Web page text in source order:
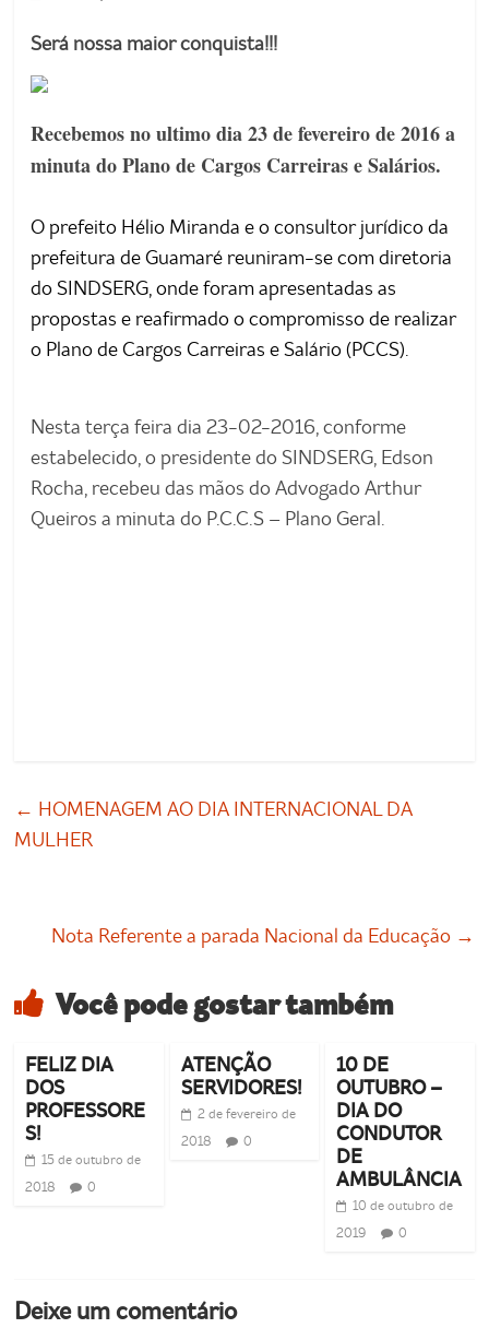
Guamaré
SINDSERG
Será nossa maior conquista!!!
Recebemos no ultimo dia 23 de fevereiro de 2016 a
minuta do Plano de Cargos Carreiras e Salários.
O prefeito Hélio Miranda e o consultor jurídico da
prefeitura de Guamaré reuniram-se com diretoria
do SINDSERG, onde foram apresentadas as
propostas e reafirmado o compromisso de realizar
o Plano de Cargos Carreiras e Salário (PCCS).
Nesta terça feira dia 23-02-2016, conforme
estabelecido, o presidente do SINDSERG, Edson
Rocha, recebeu das mãos do Advogado Arthur
Queiros a minuta do P.C.C.S – Plano Geral.
← HOMENAGEM AO DIA INTERNACIONAL DA
MULHER
Nota Referente a parada Nacional da Educação →
Você pode gostar também
FELIZ DIA
DOS
PROFESSORE
S!
15 de outubro de
2018
0
ATENÇÃO
SERVIDORES!
2 de fevereiro de
2018
0
10 DE
OUTUBRO –
DIA DO
CONDUTOR
DE
AMBULÂNCIA
10 de outubro de
2019
0
Deixe um comentário